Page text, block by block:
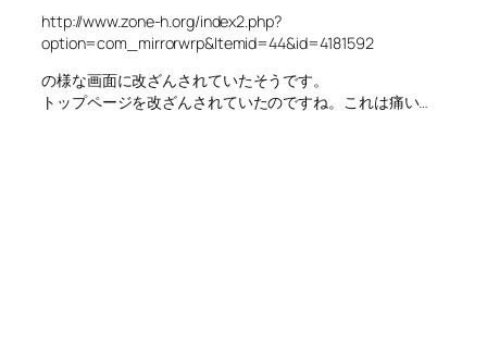
http://www.zone-h.org/index2.php?
option=com_mirrorwrp&Itemid=44&id=4181592
の様な画面に改ざんされていたそうです。
トップページを改ざんされていたのですね。これは痛い…